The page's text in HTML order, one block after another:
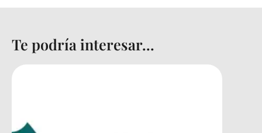
Te podría interesar...